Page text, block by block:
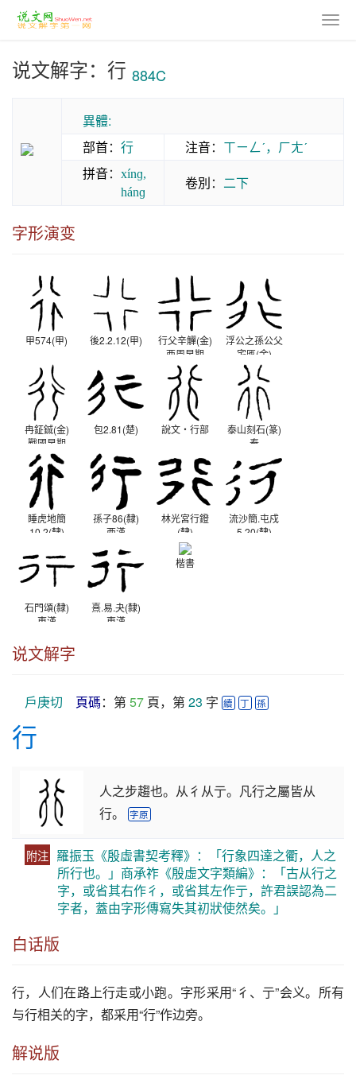
说文解字：行 884C
異體:
部首： 行 注音： ㄒㄧㄥˊ，ㄏㄤˊ
拼音：
xínɡ,
hánɡ
卷別： 二下
字形演变
甲574(甲) 後2.2.12(甲)
行父辛觶(金)
西周早期
浮公之孫公父
宅匜(金)
春秋
冉鉦鋮(金)
戰國早期
包2.81(楚) 說文‧行部
泰山刻石(篆)
秦
睡虎地簡
10.2(隸)
孫子86(隸)
西漢
林光宮行鐙
(隸)
西漢
流沙簡.屯戍
5.20(隸)
石門頌(隸)
東漢
熹.易.夬(隸)
東漢
楷書
说文解字
戶庚切 頁碼：第 57 頁，第 23 字 續 丁 孫
行
人之步趨也。从彳从亍。凡行之屬皆从
行。
字原
附注 羅振玉《殷虛書契考釋》：「行象四達之衢，人之
所行也。」商承祚《殷虛文字類編》：「古从行之
字，或省其右作彳，或省其左作亍，許君誤認為二
字者，蓋由字形傳寫失其初狀使然矣。」
白话版
行，人们在路上行走或小跑。字形采用“彳、亍”会义。所有
与行相关的字，都采用“行”作边旁。
解说版